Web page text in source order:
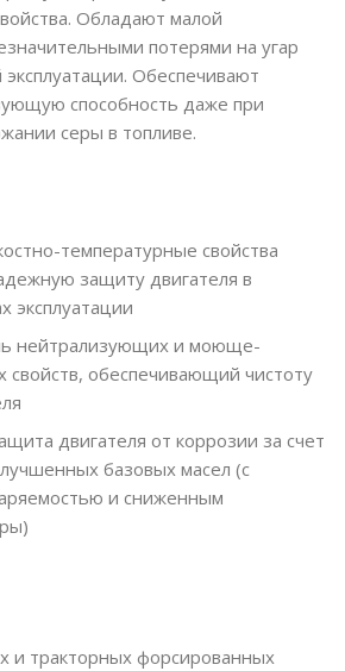
Обладают малой
потерями на угар
Обеспечивают
способность даже при
серы в топливе.
температурные свойства
защиту двигателя в
эксплуатации
нейтрализующих и моюще-
обеспечивающий чистоту
двигателя от коррозии за счет
базовых масел (с
и сниженным
и тракторных форсированных